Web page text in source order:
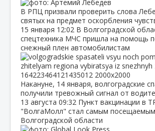
В РПЦ призвали проверить слова
святых на предмет оскорбления
15 января 12:02 В Волгоградской
спецтехника МЧС пришла на помощь
снежный плен автомобилистам
Накануне, 14 января, волгоградские
получили тревожный сигнал от
13 августа 09:32 Пункт вакцинации в
"ВолгаМолл" стал самым
Волгоградской области